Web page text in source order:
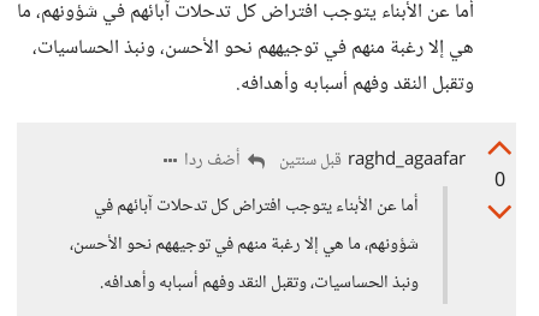
أما عن الأبناء يتوجب افتراض كل تدحلات آبائهم في شؤونهم، ما
هي إلا رغبة منهم في توجيههم نحو الأحسن، ونبذ الحساسيات،
وتقبل النقد وفهم أسبابه وأهدافه.
0
raghd_agaafar قبل سنتين
أضف ردا
أما عن الأبناء يتوجب افتراض كل تدحلات آبائهم في
شؤونهم، ما هي إلا رغبة منهم في توجيههم نحو الأحسن،
ونبذ الحساسيات، وتقبل النقد وفهم أسبابه وأهدافه.